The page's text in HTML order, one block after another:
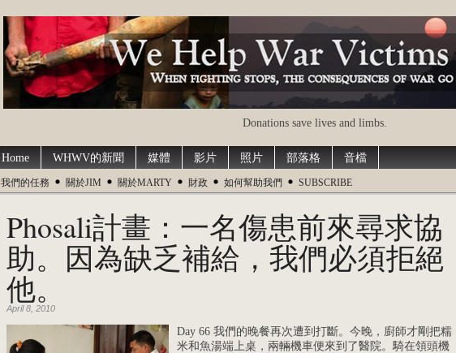
Donations save lives and limbs.
Home WHWV的新聞 媒體 影片 照片 部落格 音檔
我們的任務 關於JIM 關於MARTY 財政 如何幫助我們 SUBSCRIBE
Phosali計畫：一名傷患前來尋求協
助。因為缺乏補給，我們必須拒絕
他。
April 8, 2010
Day 66 我們的晚餐再次遭到打斷。今晚，廚師才剛把糯
米和魚湯端上桌，兩輛機車便來到了醫院。騎在領頭機